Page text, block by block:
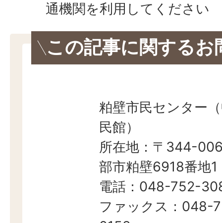
通機関を利用してください
この記事に関するお
粕壁市民センター
民館）
所在地：〒344-
部市粕壁6918番地1
電話：048-752-
ファックス：048-